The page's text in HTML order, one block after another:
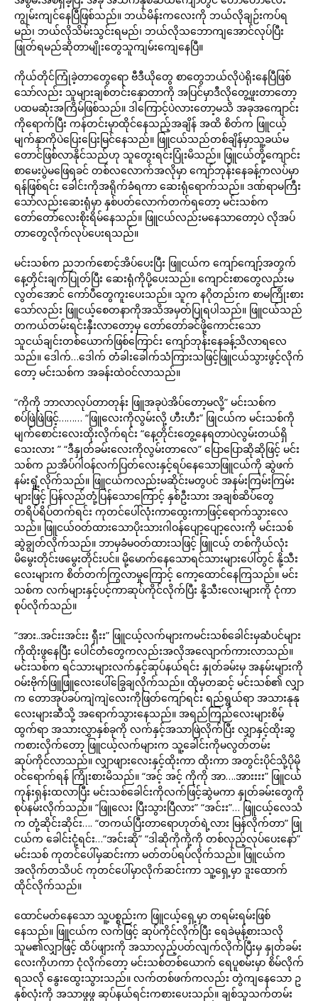
ကျွမ်းကျင်နေပြီဖြစ်သည်။ ဘယ်မိန်းကလေးကို ဘယ်လိုချဉ်းကပ်ရ
မည်၊ ဘယ်လိုသိမ်းသွင်းရမည်၊ ဘယ်လိုသဘောကျအောင်လုပ်ပြီး
ဖြုတ်ရမည်ဆိုတာမျိုးတွေသူကျမ်းကျေနေပြီ။
ကိုယ်တိုင်ကြုံခဲ့တာတွေရော ဗီဒီယိုတွေ စာတွေဘယ်လိုပဲရိုးနေပြီဖြစ်
သော်လည်း သူများချစ်တင်းနှောတာကို အပြင်မှာဒီလိုတွေ့ဖူးတာတော့
ပထမဆုံးအကြိမ်ဖြစ်သည်။ ဒါကြောင့်ပဲလားတော့မသိ အခုအကျောင်း
ကိုရောက်ပြီး ကန်တင်းမှာထိုင်နေသည့်အချိန် အထိ စိတ်က ဖြူငယ့်
မျက်နှာကိုပဲပြေးပြေးမြင်နေသည်။ ဖြူငယ်သည်တစ်ချိန်မှာသူ့ခယ်မ
တောင်ဖြစ်လာနိုင်သည်ဟု သူတွေးရင်းပြုံးမိသည်။ ဖြူငယ်တို့ကျောင်း
စာမေးပွဲမဖြေရခင် တစ်လလောက်အလိုမှာ ကျော်ဘုန်းနေခန့်ကလပ်မှာ
ရန်ဖြစ်ရင်း ခေါင်းကိုအရိုက်ခံရကာ ဆေးရုံရောက်သည်။ ဒဏ်ရာမကြီး
သော်လည်းဆေးရုံမှာ နှစ်ပတ်လောက်တက်ရတော့ မင်းသစ်က
တော်တော်လေးစိုးရိမ်နေသည်။ ဖြူငယ်လည်းမနေသာတော့ပဲ လိုအပ်
တာတွေလိုက်လုပ်ပေးရသည်။
မင်းသစ်က ညဘက်စောင့်အိပ်ပေးပြီး ဖြူငယ်က ကျော်ကျော့်အတွက်
နေ့တိုင်းချက်ပြုတ်ပြီး ဆေးရုံကိုပို့ပေးသည်။ ကျောင်းစာတွေလည်းမ
လွတ်အောင် ကော်ပီတွေကူးပေးသည်။ သူက နဂိုတည်းက စာမကြိုးစား
သော်လည်း ဖြူငယ့်စေတနာကိုအသိအမှတ်ပြုရပါသည်။ ဖြူငယ်သည်
တကယ်တမ်းရင်းနှီးလာတော့မှ တော်တော်ခင်ဖို့ကောင်းသော
သူငယ်ချင်းတစ်ယောက်ဖြစ်ကြောင်း ကျော်ဘုန်းနေခန့်သိလာရလေ
သည်။ ဒေါက်…ဒေါက် တံခါးခေါက်သံကြားသဖြင့်ဖြူငယ်သွားဖွင့်လိုက်
တော့ မင်းသစ်က အခန်းထဲဝင်လာသည်။
“ကိုကို ဘာလာလုပ်တာတုန်း ဖြူအခုပဲအိပ်တော့မလို့” မင်းသစ်က
စပ်ဖြဲဖြဲဖြင့်……… “ဖြူလေးကိုလွမ်းလို့ ဟီးဟီး” ဖြုငယ်က မင်းသစ်ကို
မျက်စောင်းလေးထိုးလိုက်ရင်း “နေ့တိုင်းတွေ့နေရတာပဲလွမ်းတယ်ရှိ
သေးလား ” “ဒီနှုတ်ခမ်းလေးကိုလွမ်းတာလေ” ပြောပြောဆိုဆိုဖြင့် မင်း
သစ်က ညအိပ်ဂါဝန်လက်ပြတ်လေးနှင့်ရပ်နေသောဖြူငယ်ကို ဆွဲဖက်
နမ်းရှုံ့လိုက်သည်။ ဖြူငယ်ကလည်းမဆိုင်းမတွပင် အနမ်းကြမ်းကြမ်း
များဖြင့် ပြန်လည်တုံ့ပြန်သောကြောင့် နှစ်ဦးသား အချစ်ဆိပ်တွေ
တရိပ်ရိပ်တက်ရင်း ကုတင်ပေါ်လုံးကာထွေးကာဖြင့်ရောက်သွားလေ
သည်။ ဖြူငယ်ဝတ်ထားသောပိုးသားဂါဝန်ပျော့ပျော့လေးကို မင်းသစ်
ဆွဲချွတ်လိုက်သည်။ ဘာမှခံမဝတ်ထားသဖြင့် ဖြူငယ့် တစ်ကိုယ်လုံး
မိမွေးတိုင်းဖမွေးတိုင်းပင်။ မို့မောက်နေသောရင်သားများပေါ်တွင် နို့သီး
လေးများက စိတ်တက်ကြွလာမှုကြောင့် ကော့ထောင်နေကြသည်။ မင်း
သစ်က လက်များနှင့်ပင့်ကာဆုပ်ကိုင်လိုက်ပြီး နို့သီးလေးများကို ငုံကာ
စုပ်လိုက်သည်။
“အား..အင်းးအင်းး ရှီးး” ဖြူငယ့်လက်များကမင်းသစ်ခေါင်းမှဆံပင်များ
ကိုထိုးဖွနေပြီး ပေါင်တံတွေကလည်းအလိုအလျောက်ကားလာသည်။
မင်းသစ်က ရင်သားများလက်နှင့်ဆုပ်နယ်ရင်း နှုတ်ခမ်းမှ အနမ်းများကို
ဝမ်းဗိုက်ဖြူဖြူလေးပေါ်ခြွေချလိုက်သည်။ ထိုမှတဆင့် မင်းသစ်၏ လျှာ
က တောအုပ်ခပ်ကျဲကျဲလေးကိုဖြတ်ကျော်ရင်း ရည်ရွယ်ရာ အသားနုနု
လေးများဆီသို့ အရောက်သွားနေသည်။ အရည်ကြည်လေးများစိမ့်
ထွက်ရာ အသားလွှာနှစ်ခုကို လက်နှင့်အသာဖြဲလိုက်ပြီး လျှာနှင့်ထိုးဆွ
ကစားလိုက်တော့ ဖြူငယ့်လက်များက သူ့ခေါင်းကိုမလွတ်တမ်း
ဆုပ်ကိုင်လာသည်။ လျှာဖျားလေးနှင့်ထိုးကာ ထိုးကာ အတွင်းပိုင်သို့ပိုမို
ဝင်ရောက်ရန် ကြိုးစားမိသည်။ “အင့် အင့် ကိုကို အာ….အားးးး” ဖြူငယ်
ကုန်းရုန်းထလာပြီး မင်းသစ်ခေါင်းကိုလက်ဖြင့်ဆွဲမကာ နှုတ်ခမ်းတွေကို
စုပ်နမ်းလိုက်သည်။ “ဖြူလေး ပြီးသွားပြီလား” “အင်းး”… ဖြူငယ့်လေသံ
က တုံ့ဆိုင်းဆိုင်း…. “တကယ်ပြီးတာရောဟုတ်ရဲ့လား မြန်လိုက်တာ” ဖြု
ငယ်က ခေါင်းငုံ့ရင်း…“အင်းဆို” “ဒါဆိုကိုကို့ကို တစ်လှည့်လုပ်ပေးနော်”
မင်းသစ် ကုတင်ပေါ်မှဆင်းကာ မတ်တပ်ရပ်လိုက်သည်။ ဖြူငယ်က
အလိုက်တသိပင် ကုတင်ပေါ်မှာလိုက်ဆင်းကာ သူ့ရှေ့မှာ ဒူးထောက်
ထိုင်လိုက်သည်။
ထောင်မတ်နေသော သူ့ပစ္စည်းက ဖြူငယ့်ရှေ့မှာ တရမ်းရမ်းဖြစ်
နေသည်။ ဖြူငယ်က လက်ဖြင့် ဆုပ်ကိုင်လိုက်ပြီး ရေခဲမုန့်စားသလို
သူမ၏လျှာဖြင့် ထိပ်ဖျားကို အသာလှည့်ပတ်လျက်လိုက်ပြီးမှ နှုတ်ခမ်း
လေးကိုဟကာ ငုံလိုက်တော့ မင်းသစ်တစ်ယောက် ရေပူစမ်းမှာ စိမ်လိုက်
ရသလို နွေးထွေးသွားသည်။ လက်တစ်ဖက်ကလည်း တွဲကျနေသော ဥ
နှစ်လုံးကို အသာဖွဖွ ဆုပ်နယ်ရင်းကစားပေးသည်။ ချစ်သူသက်တမ်း